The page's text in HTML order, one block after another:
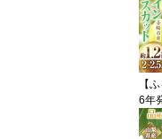
由
ン
ど
【
6年
う
約